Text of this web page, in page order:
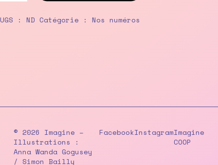
84
mars-
UGS : ND Catégorie : Nos numéros
© 2026 Imagine –
Illustrations :
Anna Wanda Gogusey
/ Simon Bailly
FacebookInstagramImagine
COOP